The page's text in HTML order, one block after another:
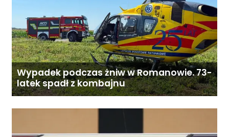
Wypadek podczas żniw w Romanowie. 73-
latek spadł z kombajnu